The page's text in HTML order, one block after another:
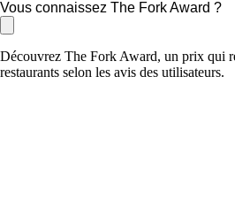
Vous connaissez The Fork Award ?
Découvrez The Fork Award, un prix qui
restaurants selon les avis des utilisateurs.